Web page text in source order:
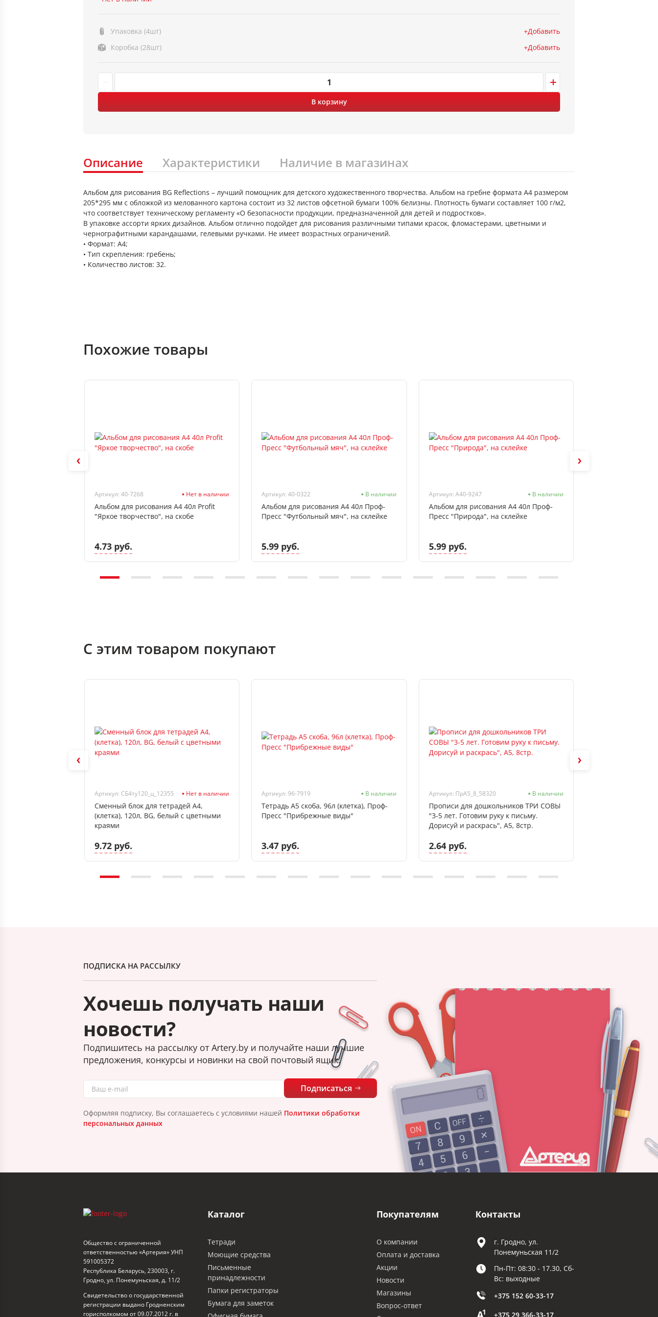
Упаковка (4шт)
Добавить
Коробка (28шт)
Добавить
В корзину
Описание Характеристики Наличие в магазинах
Альбом для рисования BG Reflections – лучший помощник для детского художественного творчества. Альбом на гребне формата А4 размером
205*295 мм с обложкой из мелованного картона состоит из 32 листов офсетной бумаги 100% белизны. Плотность бумаги составляет 100 г/м2,
что соответствует техническому регламенту «О безопасности продукции, предназначенной для детей и подростков».
В упаковке ассорти ярких дизайнов. Альбом отлично подойдет для рисования различными типами красок, фломастерами, цветными и
чернографитными карандашами, гелевыми ручками. Не имеет возрастных ограничений.
• Формат: А4;
• Тип скрепления: гребень;
• Количество листов: 32.
Похожие товары
Артикул: 40-7268 Нет в наличии
Альбом для рисования А4 40л Profit
"Яркое творчество", на скобе
4.73 руб.
Артикул: 40-0322 В наличии
Альбом для рисования А4 40л Проф-
Пресс "Футбольный мяч", на склейке
5.99 руб.
Артикул: А40-9247 В наличии
Альбом для рисования А4 40л Проф-
Пресс "Природа", на склейке
5.99 руб.
С этим товаром покупают
Артикул: СБ4ту120_ц_12355 Нет в наличии
Сменный блок для тетрадей А4,
(клетка), 120л, BG, белый с цветными
краями
9.72 руб.
Артикул: 96-7919 В наличии
Тетрадь А5 скоба, 96л (клетка), Проф-
Пресс "Прибрежные виды"
3.47 руб.
Артикул: ПрА5_8_58320 В наличии
Прописи для дошкольников ТРИ СОВЫ
"3-5 лет. Готовим руку к письму.
Дорисуй и раскрась", А5, 8стр.
2.64 руб.
ПОДПИСКА НА РАССЫЛКУ
Хочешь получать наши
новости?
Подпишитесь на рассылку от Artery.by и получайте наши лучшие
предложения, конкурсы и новинки на свой почтовый ящик.
Подписаться
Оформляя подписку, Вы соглашаетесь с условиями нашей Политики обработки
персональных данных
Общество с ограниченной
ответственностью «Артерия» УНП
591005372
Республика Беларусь, 230003, г.
Гродно, ул. Понемуньская, д. 11/2
Свидетельство о государственной
регистрации выдано Гродненским
горисполкомом от 09.07.2012 г. в
Каталог
Тетради
Моющие средства
Письменные
принадлежности
Папки регистраторы
Бумага для заметок
Покупателям
О компании
Оплата и доставка
Акции
Новости
Магазины
Вопрос-ответ
Контакты
г. Гродно, ул.
Понемуньская 11/2
Пн-Пт: 08:30 - 17.30, Сб-
Вс: выходные
+375 152 60-33-17
+375 29 366-33-17